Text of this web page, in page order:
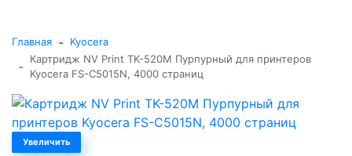
Главная - Kyocera
-
Картридж NV Print TK-520M Пурпурный для принтеров
Kyocera FS-C5015N, 4000 страниц
Увеличить